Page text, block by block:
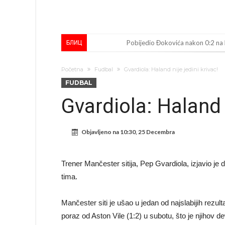
БЛИЦ Pobijedio Đokovića nakon 0:2 na
Zašto je nepoznati italijanski
Veliki udarac za Barcelonu:
Kapiten slavnog kluba ubijen u
Početna Fudbal Gvardiola: Haland nije jedini krivac!
FUDBAL
Gvardiola:
Objavljeno na 10:30, 25 Decembra
Trener Mančester sitija, Pep Gvardiola, izjavio je
tima.
Mančester siti je ušao u jedan od najslabijih
poraz od Aston Vile (1:2) u subotu, što je njihov